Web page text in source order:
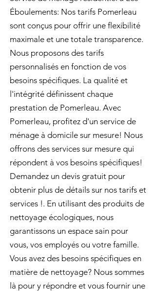
Éboulements: Nos tarifs Pomerleau
sont conçus pour offrir une flexibilité
maximale et une totale transparence.
Nous proposons des tarifs
personnalisés en fonction de vos
besoins spécifiques. La qualité et
l'intégrité définissent chaque
prestation de Pomerleau. Avec
Pomerleau, profitez d'un service de
ménage à domicile sur mesure! Nous
offrons des services sur mesure qui
répondent à vos besoins spécifiques!
Demandez un devis gratuit pour
obtenir plus de détails sur nos tarifs et
services !. En utilisant des produits de
nettoyage écologiques, nous
garantissons un espace sain pour
vous, vos employés ou votre famille.
Vous avez des besoins spécifiques en
matière de nettoyage? Nous sommes
là pour y répondre et vous fournir une